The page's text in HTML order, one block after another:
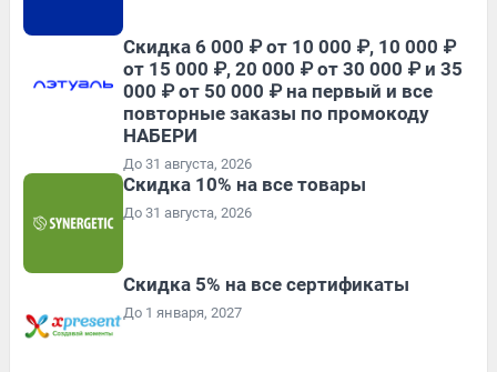
Скидка 6 000 ₽ от 10 000 ₽, 10 000 ₽
от 15 000 ₽, 20 000 ₽ от 30 000 ₽ и 35
000 ₽ от 50 000 ₽ на первый и все
повторные заказы по промокоду
НАБЕРИ
До 31 августа, 2026
Скидка 10% на все товары
До 31 августа, 2026
Скидка 5% на все сертификаты
До 1 января, 2027